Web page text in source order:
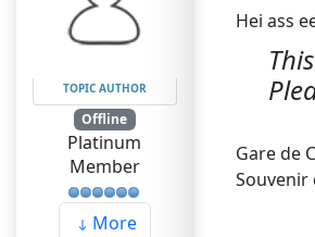
TOPIC AUTHOR
Offline
Platinum
Member
More
Hei ass
Gare de
Souvenir